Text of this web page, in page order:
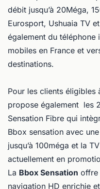
débit jusqu’à 20Méga,
Eurosport, Ushuaia TV
également du
mobiles en France et
destinations.
Pour les clients éligibles
propose également les
Sensation Fibre qui
Bbox sensation avec
jusqu’à 100méga et la
actuellement en
La Bbox Sensation offre
navigation HD enrichie